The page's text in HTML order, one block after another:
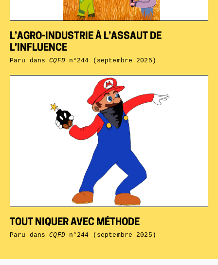
TOUT NIQUER AVEC MÉTHODE
Paru dansCQFDn°244 (septembre 2025)
L’AGRO-INDUSTRIE À L’ASSAUT DE
L’INFLUENCE
Paru dansCQFDn°244 (septembre 2025)